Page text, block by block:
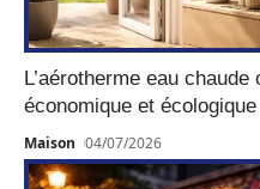
L’aérotherme eau
économique et écologique
Maison 04/07/2026